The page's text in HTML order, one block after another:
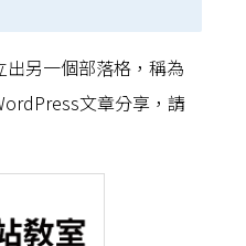
另一個部落格，稱為
文章分享，請